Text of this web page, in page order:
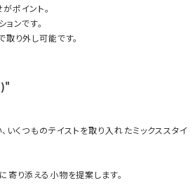
ポイント。
ンです。
り外し可能です。
くつものテイストを取り入れたミックススタイ
り添える小物を提案します。